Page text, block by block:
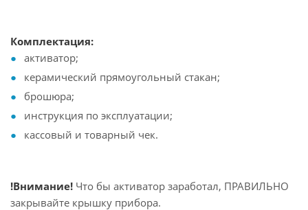
Комплектация:
активатор;
керамический прямоугольный стакан;
брошюра;
инструкция по эксплуатации;
кассовый и товарный чек.
!Внимание! Что бы активатор заработал, ПРАВИЛЬНО
закрывайте крышку прибора.